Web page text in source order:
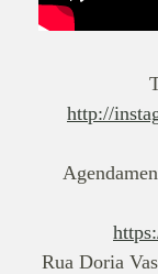
http://
Rua Doria